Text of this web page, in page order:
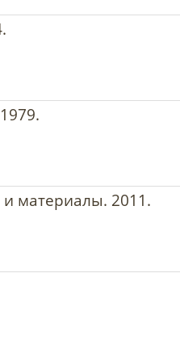
и материалы. 2011.